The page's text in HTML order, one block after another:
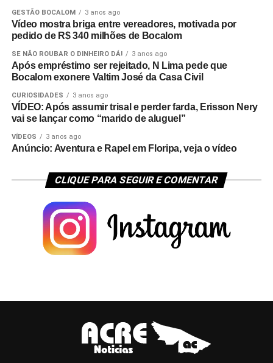
GESTÃO BOCALOM 3 anos ago
Vídeo mostra briga entre vereadores, motivada por
pedido de R$ 340 milhões de Bocalom
SE NÃO ROUBAR O DINHEIRO DÁ! 3 anos ago
Após empréstimo ser rejeitado, N Lima pede que
Bocalom exonere Valtim José da Casa Civil
CURIOSIDADES 3 anos ago
VÍDEO: Após assumir trisal e perder farda, Erisson Nery
vai se lançar como “marido de aluguel”
VÍDEOS 3 anos ago
Anúncio: Aventura e Rapel em Floripa, veja o vídeo
CLIQUE PARA SEGUIR E COMENTAR